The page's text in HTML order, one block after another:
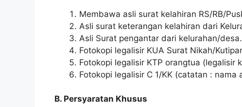
Membawa asli surat kelahiran RS/RB/
Asli surat keterangan kelahiran dari
Asli Surat pengantar dari kelurahan/desa.
Fotokopi legalisir KUA Surat Nikah/
Fotokopi legalisir KTP orangtua (legalisir
Fotokopi legalisir C 1/KK (catatan : nama
B. Persyaratan Khusus